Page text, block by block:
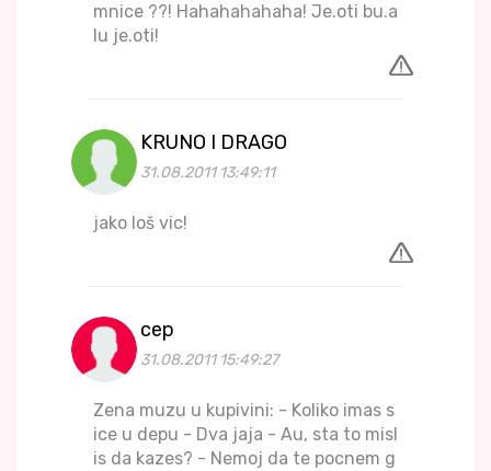
mnice ??! Hahahahahaha! Je.oti bu.a
lu je.oti!
KRUNO I DRAGO
31.08.2011 13:49:11
jako loš vic!
cep
31.08.2011 15:49:27
Zena muzu u kupivini: - Koliko imas s
ice u depu - Dva jaja - Au, sta to misl
is da kazes? - Nemoj da te pocnem g